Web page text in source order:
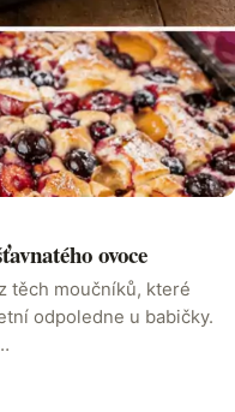
ovoce
těch moučníků, které
odpoledne u babičky.